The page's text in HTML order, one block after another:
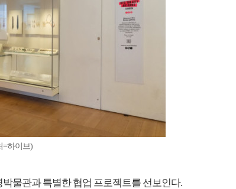
=하이브)
물관과 특별한 협업 프로젝트를 선보인다.